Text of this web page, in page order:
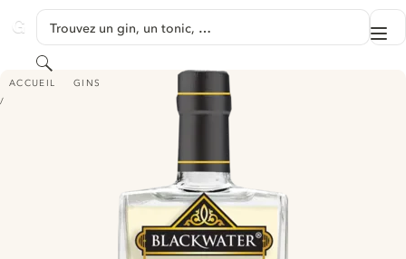
GINVENTORY
Trouvez un gin, un tonic, …
Rechercher
ACCUEIL GINS
BLACKWATER JUNIPER CASK GIN